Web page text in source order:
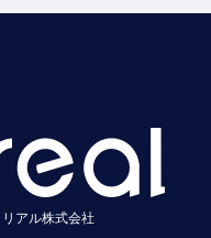
リアル株式会社